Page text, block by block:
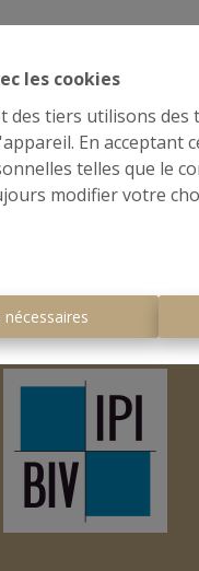
les cookies
tiers utilisons des
En acceptant
telles que le
modifier votre